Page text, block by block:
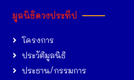
มูลนิธิดวงประทีป
โครงการ
ประวัติมูลนิธิ
ประธาน/กรรมการ